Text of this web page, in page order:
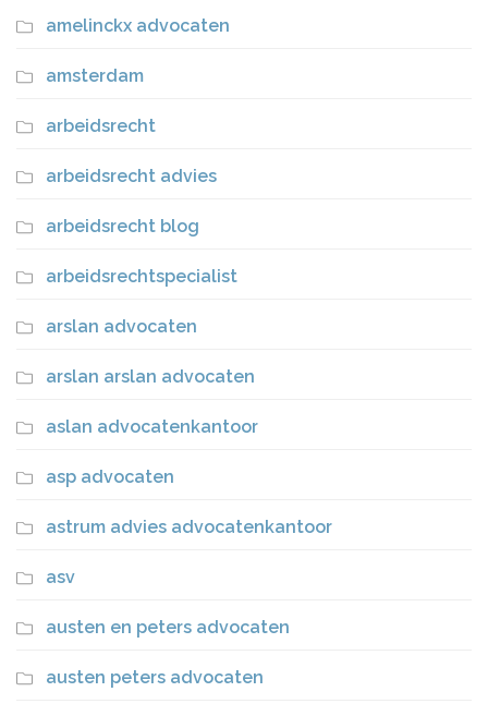
amelinckx advocaten
amsterdam
arbeidsrecht
arbeidsrecht advies
arbeidsrecht blog
arbeidsrechtspecialist
arslan advocaten
arslan arslan advocaten
aslan advocatenkantoor
asp advocaten
astrum advies advocatenkantoor
asv
austen en peters advocaten
austen peters advocaten